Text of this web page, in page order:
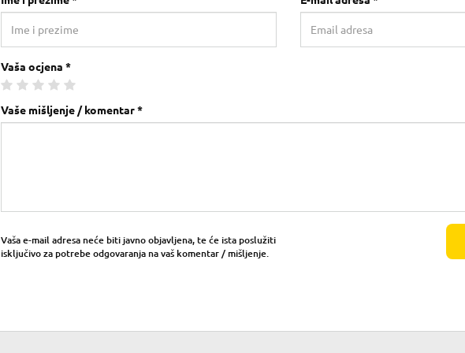
Vaša ocjena *
Vaše mišljenje / komentar *
Vaša e-mail adresa neće biti javno objavljena, te će ista poslužiti
isključivo za potrebe odgovaranja na vaš komentar / mišljenje.